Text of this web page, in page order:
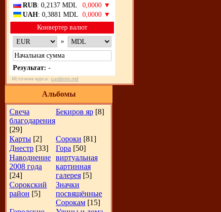
RUB: 0,2137 MDL
0,0000 ▼
UAH: 0,3881 MDL 0,0000 ▼
Конвертер валют
»
Результат: -
Источник курса: cursbnm.md
Альбомы
Свеча
благодарения
[29]
Бекиров яр [8]
Карты [2] Сороки [81]
Днестр [33] Гора [50]
Наводнение
2008 года
[24]
виртуальная
картинная
галерея [5]
Сорокский
район [5]
Значки
посвящённые
Сорокам [15]